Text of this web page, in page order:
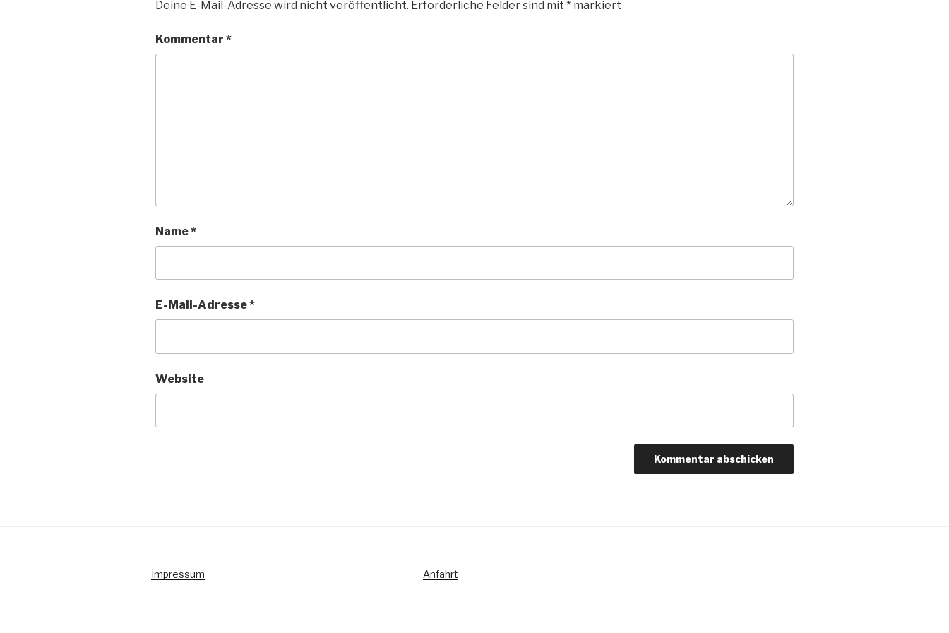
Deine E-Mail-Adresse wird nicht veröffentlicht. Erforderliche Felder sind mit * markiert
Kommentar *
Name*
E-Mail-Adresse*
Website
Impressum Anfahrt